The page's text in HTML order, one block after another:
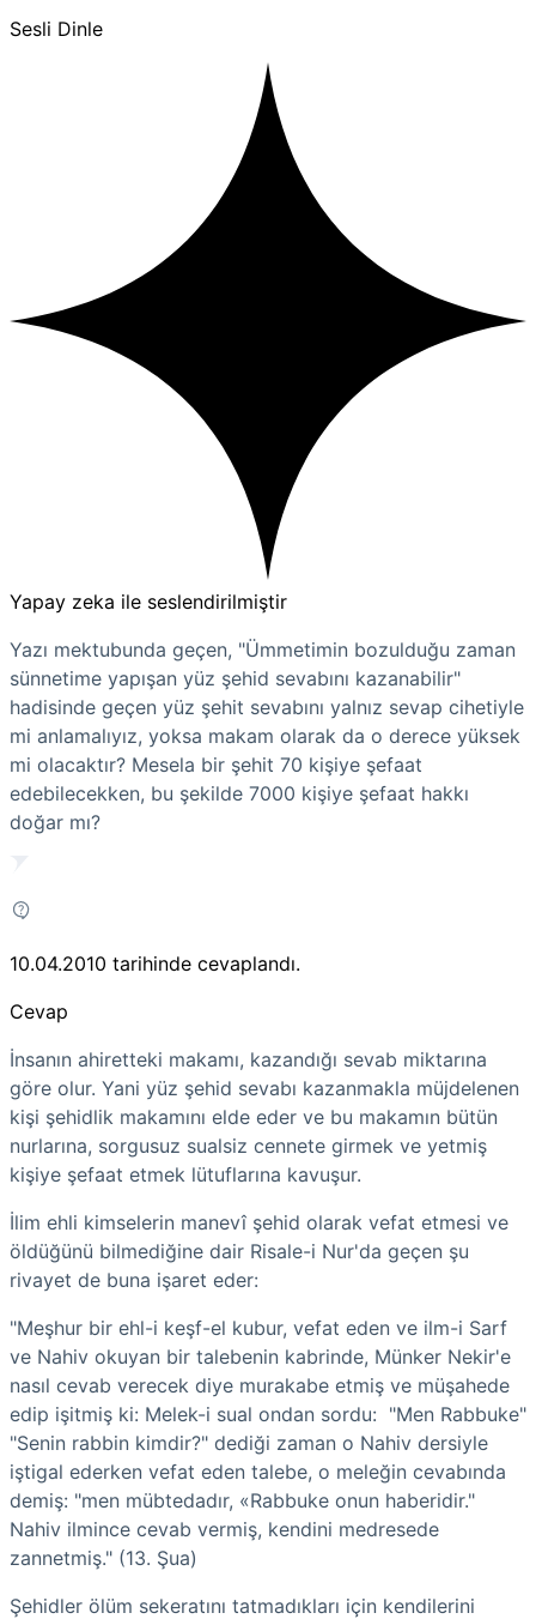
Sesli Dinle
Yapay zeka ile seslendirilmiştir
Yazı mektubunda geçen, "Ümmetimin bozulduğu zaman
sünnetime yapışan yüz şehid sevabını kazanabilir"
hadisinde geçen yüz şehit sevabını yalnız sevap cihetiyle
mi anlamalıyız, yoksa makam olarak da o derece yüksek
mi olacaktır? Mesela bir şehit 70 kişiye şefaat
edebilecekken, bu şekilde 7000 kişiye şefaat hakkı
doğar mı?
10.04.2010 tarihinde cevaplandı.
Cevap
İnsanın ahiretteki makamı, kazandığı sevab miktarına
göre olur. Yani yüz şehid sevabı kazanmakla müjdelenen
kişi şehidlik makamını elde eder ve bu makamın bütün
nurlarına, sorgusuz sualsiz cennete girmek ve yetmiş
kişiye şefaat etmek lütuflarına kavuşur.
İlim ehli kimselerin manevî şehid olarak vefat etmesi ve
öldüğünü bilmediğine dair Risale-i Nur'da geçen şu
rivayet de buna işaret eder:
"Meşhur bir ehl-i keşf-el kubur, vefat eden ve ilm-i Sarf
ve Nahiv okuyan bir talebenin kabrinde, Münker Nekir'e
nasıl cevab verecek diye murakabe etmiş ve müşahede
edip işitmiş ki: Melek-i sual ondan sordu: "Men Rabbuke"
"Senin rabbin kimdir?" dediği zaman o Nahiv dersiyle
iştigal ederken vefat eden talebe, o meleğin cevabında
demiş: "men mübtedadır, «Rabbuke onun haberidir."
Nahiv ilmince cevab vermiş, kendini medresede
zannetmiş." (13. Şua)
Şehidler ölüm sekeratını tatmadıkları için kendilerini